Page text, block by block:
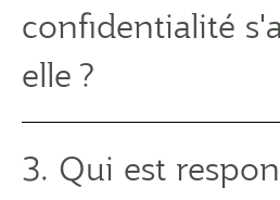
confidentialité
elle ?
3. Qui est